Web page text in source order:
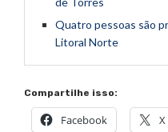
Quatro pessoas são
Litoral Norte
Compartilhe isso:
Facebook X